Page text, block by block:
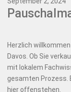
Herzlich
Davos. Ob Sie
mit lokalem
gesamten Prozess.
hier offenstehen.